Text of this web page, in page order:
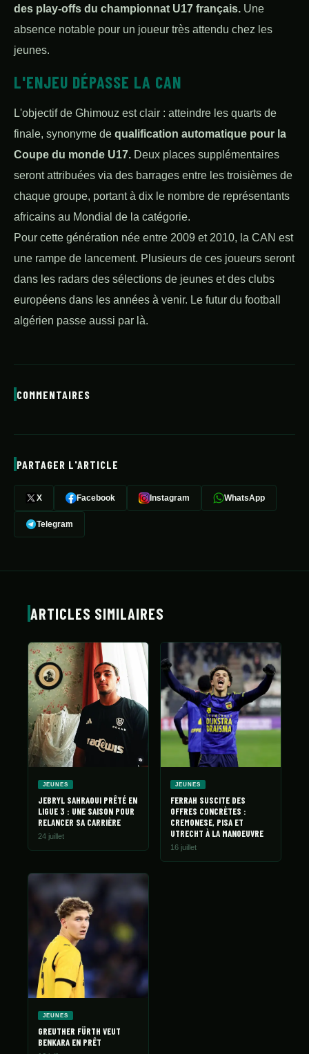
des play-offs du championnat U17 français. Une
absence notable pour un joueur très attendu chez les
jeunes.
L'ENJEU DÉPASSE LA CAN
L'objectif de Ghimouz est clair : atteindre les quarts de
finale, synonyme de qualification automatique pour la
Coupe du monde U17. Deux places supplémentaires
seront attribuées via des barrages entre les troisièmes de
chaque groupe, portant à dix le nombre de représentants
africains au Mondial de la catégorie.
Pour cette génération née entre 2009 et 2010, la CAN est
une rampe de lancement. Plusieurs de ces joueurs seront
dans les radars des sélections de jeunes et des clubs
européens dans les années à venir. Le futur du football
algérien passe aussi par là.
COMMENTAIRES
PARTAGER L'ARTICLE
X Facebook Instagram WhatsApp
Telegram
ARTICLES SIMILAIRES
JEUNES
JEBRYL SAHRAOUI PRÊTÉ EN
LIGUE 3 : UNE SAISON POUR
RELANCER SA CARRIÈRE
24 juillet
JEUNES
FERRAH SUSCITE DES
OFFRES CONCRÈTES :
CREMONESE, PISA ET
UTRECHT À LA MANOEUVRE
16 juillet
JEUNES
GREUTHER FÜRTH VEUT
BENKARA EN PRÊT